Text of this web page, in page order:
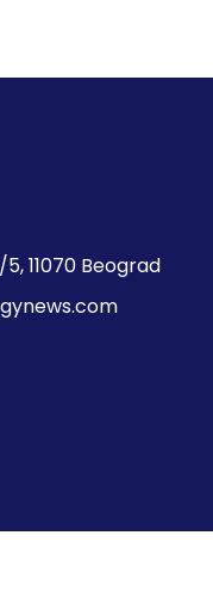
11070 Beograd